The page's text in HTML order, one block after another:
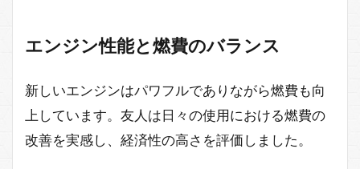
エンジン性能と燃費のバランス
新しいエンジンはパワフルでありながら燃費も向
上しています。友人は日々の使用における燃費の
改善を実感し、経済性の高さを評価しました。